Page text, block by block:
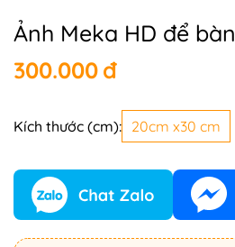
Ảnh Meka HD để bàn
300.000đ
Kích thước (cm): 20cm x30 cm